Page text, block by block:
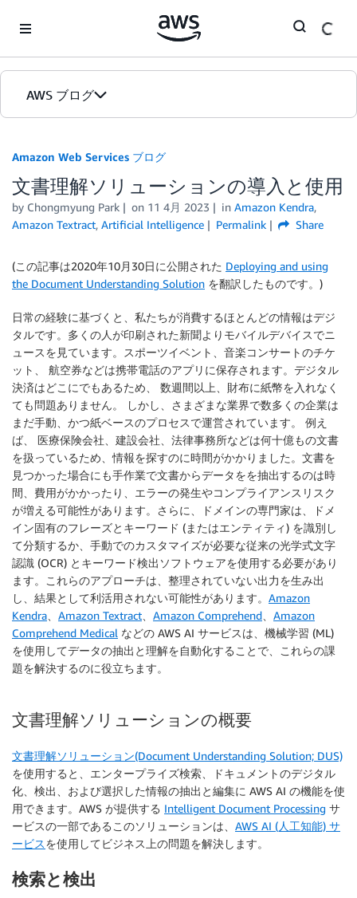
AWS ブログ
カテゴリ
エディション
Amazon Web Services ブログ
文書理解ソリューションの導入と使用
by Chongmyung Park on 11 4月 2023 in Amazon Kendra,
Amazon Textract, Artificial Intelligence Permalink Share
(この記事は2020年10月30日に公開された Deploying and using
the Document Understanding Solution を翻訳したものです。)
日常の経験に基づくと、私たちが消費するほとんどの情報はデジ
タルです。多くの人が印刷された新聞よりモバイルデバイスでニ
ュースを見ています。スポーツイベント、音楽コンサートのチケ
ット、 航空券などは携帯電話のアプリに保存されます。デジタル
決済はどこにでもあるため、 数週間以上、財布に紙幣を入れなく
ても問題ありません。 しかし、さまざまな業界で数多くの企業は
まだ手動、かつ紙ベースのプロセスで運営されています。 例え
ば、 医療保険会社、建設会社、法律事務所などは何十億もの文書
を扱っているため、情報を探すのに時間がかかりました。文書を
見つかった場合にも手作業で文書からデータをを抽出するのは時
間、費用がかかったり、エラーの発生やコンプライアンスリスク
が増える可能性があります。さらに、ドメインの専門家は、ドメ
イン固有のフレーズとキーワード (またはエンティティ) を識別し
て分類するか、手動でのカスタマイズが必要な従来の光学式文字
認識 (OCR) とキーワード検出ソフトウェアを使用する必要があり
ます。これらのアプローチは、整理されていない出力を生み出
し、結果として利活用されない可能性があります。 Amazon
Kendra
Amazon Textract Amazon Comprehend
Amazon
Comprehend Medical などの AWS AI サービスは、機械学習 (ML)
を使用してデータの抽出と理解を自動化することで、これらの課
題を解決するのに役立ちます。
文書理解ソリューションの概要
文書理解ソリューション(Document Understanding Solution; DUS)
を使用すると、エンタープライズ検索、ドキュメントのデジタル
化、検出、および選択した情報の抽出と編集に AWS AI の機能を使
用できます。AWS が提供する Intelligent Document Processing サ
ービスの一部であるこのソリューションは、 AWS AI (人工知能) サ
ービスを使用してビジネス上の問題を解決します。
検索と検出